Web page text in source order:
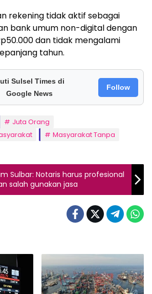
rekening tidak aktif sebagai
bank umum non-digital dengan
dan tidak mengalami
tahun.
Sulsel Times di
Google News
Follow
Juta Orang
Masyarakat Tanpa
Sulbar: Notaris harus profesional
salah gunakan jasa